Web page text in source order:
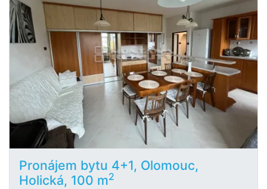
Pronájem bytu 4+1, Olomouc,
Holická, 100 m2